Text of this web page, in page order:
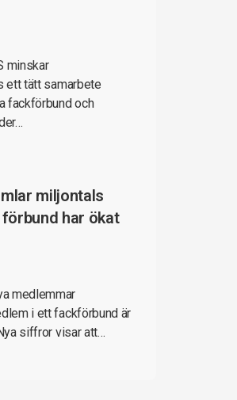
minskar
ett tätt samarbete
fackförbund och
miljontals
har ökat
medlemmar
i ett fackförbund är
siffror visar att…